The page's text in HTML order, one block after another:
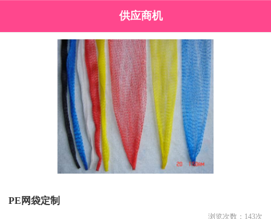
供应商机
PE网袋定制
浏览次数： 143次